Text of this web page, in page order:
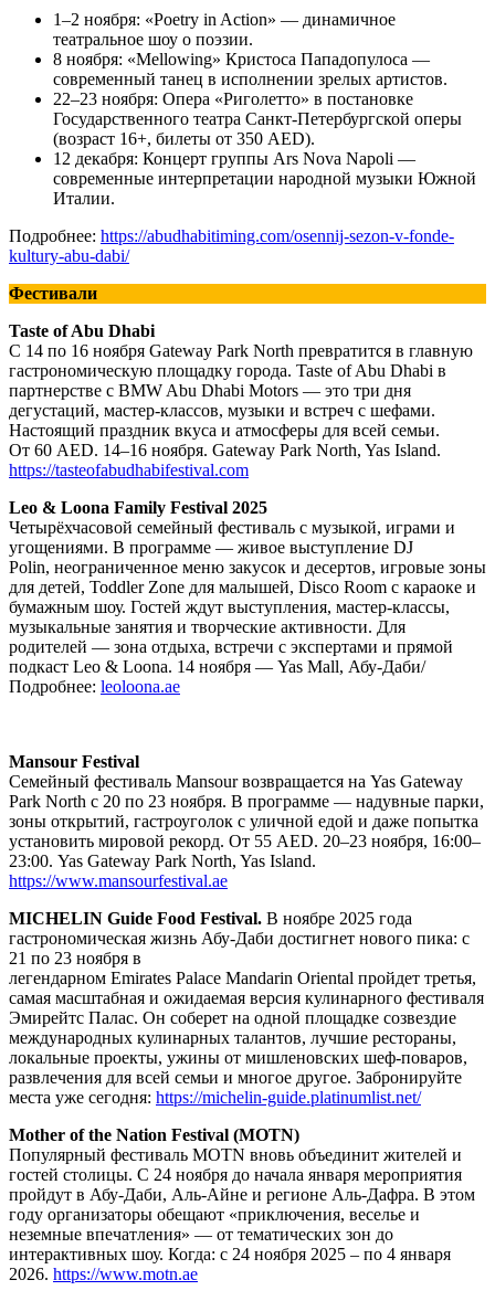
1–2 ноября: «Poetry in Action» — динамичное
театральное шоу о поэзии.
8 ноября: «Mellowing» Кристоса Пападопулоса —
современный танец в исполнении зрелых артистов.
22–23 ноября: Опера «Риголетто» в постановке
Государственного театра Санкт-Петербургской оперы
(возраст 16+, билеты от 350 AED).
12 декабря: Концерт группы Ars Nova Napoli —
современные интерпретации народной музыки Южной
Италии.
Подробнее: https://abudhabitiming.com/osennij-sezon-v-fonde-
kultury-abu-dabi/
Фестивали
Taste of Abu Dhabi
С 14 по 16 ноября Gateway Park North превратится в главную
гастрономическую площадку города. Taste of Abu Dhabi в
партнерстве с BMW Abu Dhabi Motors — это три дня
дегустаций, мастер-классов, музыки и встреч с шефами.
Настоящий праздник вкуса и атмосферы для всей семьи.
От 60 AED. 14–16 ноября. Gateway Park North, Yas Island.
https://tasteofabudhabifestival.com
Leo & Loona Family Festival 2025
Четырёхчасовой семейный фестиваль с музыкой, играми и
угощениями. В программе — живое выступление DJ
Polin, неограниченное меню закусок и десертов, игровые зоны
для детей, Toddler Zone для малышей, Disco Room с караоке и
бумажным шоу. Гостей ждут выступления, мастер-классы,
музыкальные занятия и творческие активности. Для
родителей — зона отдыха, встречи с экспертами и прямой
подкаст Leo & Loona. 14 ноября — Yas Mall, Абу-Даби/
Подробнее: leoloona.ae
Mansour Festival
Семейный фестиваль Mansour возвращается на Yas Gateway
Park North с 20 по 23 ноября. В программе — надувные парки,
зоны открытий, гастроуголок с уличной едой и даже попытка
установить мировой рекорд. От 55 AED. 20–23 ноября, 16:00–
23:00. Yas Gateway Park North, Yas Island.
https://www.mansourfestival.ae
MICHELIN Guide Food Festival. В ноябре 2025 года
гастрономическая жизнь Абу-Даби достигнет нового пика: с
21 по 23 ноября в
легендарном Emirates Palace Mandarin Oriental пройдет третья,
самая масштабная и ожидаемая версия кулинарного фестиваля
Эмирейтс Палас. Он соберет на одной площадке созвездие
международных кулинарных талантов, лучшие рестораны,
локальные проекты, ужины от мишленовских шеф-поваров,
развлечения для всей семьи и многое другое. Забронируйте
места уже сегодня: https://michelin-guide.platinumlist.net/
Mother of the Nation Festival (MOTN)
Популярный фестиваль MOTN вновь объединит жителей и
гостей столицы. С 24 ноября до начала января мероприятия
пройдут в Абу-Даби, Аль-Айне и регионе Аль-Дафра. В этом
году организаторы обещают «приключения, веселье и
неземные впечатления» — от тематических зон до
интерактивных шоу. Когда: с 24 ноября 2025 – по 4 января
2026. https://www.motn.ae